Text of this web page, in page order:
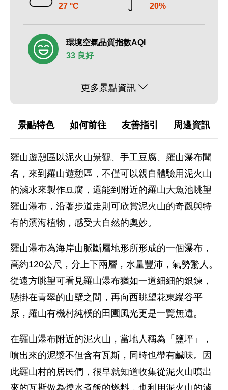
27 °C
20%
環境空氣品質指數AQI
33 良好
更多景點資訊
景點特色 如何前往 友善指引 周邊資訊
羅山遊憩區以泥火山景觀、手工豆腐、羅山瀑布聞
名，來到羅山遊憩區，不僅可以親自體驗用泥火山
的滷水來製作豆腐，還能到附近的羅山大魚池眺望
羅山瀑布，沿著步道走則可欣賞泥火山的奇觀與特
有的濱海植物，感受大自然的奧妙。
羅山瀑布為海岸山脈斷層地形所形成的一個瀑布，
高約120公尺，分上下兩層，水量豐沛，氣勢驚人。
從遠方眺望可看見羅山瀑布猶如一道細細的銀鍊，
懸掛在青翠的山壁之間，再向西眺望花東縱谷平
原，羅山有機村純樸的田園風光更是一覽無遺。
在羅山瀑布附近的泥火山，當地人稱為「鹽坪」，
噴出來的泥漿不但含有瓦斯，同時也帶有鹹味。因
此羅山村的居民們，很早就知道收集從泥火山噴出
來的瓦斯做為燒水煮飯的燃料，也利用泥火山的滷